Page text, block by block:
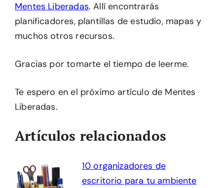
Mentes Liberadas. Allí encontrarás
planificadores, plantillas de estudio, mapas y
muchos otros recursos.
Gracias por tomarte el tiempo de leerme.
Te espero en el próximo artículo de Mentes
Liberadas.
Artículos relacionados
10 organizadores de
escritorio para tu ambiente